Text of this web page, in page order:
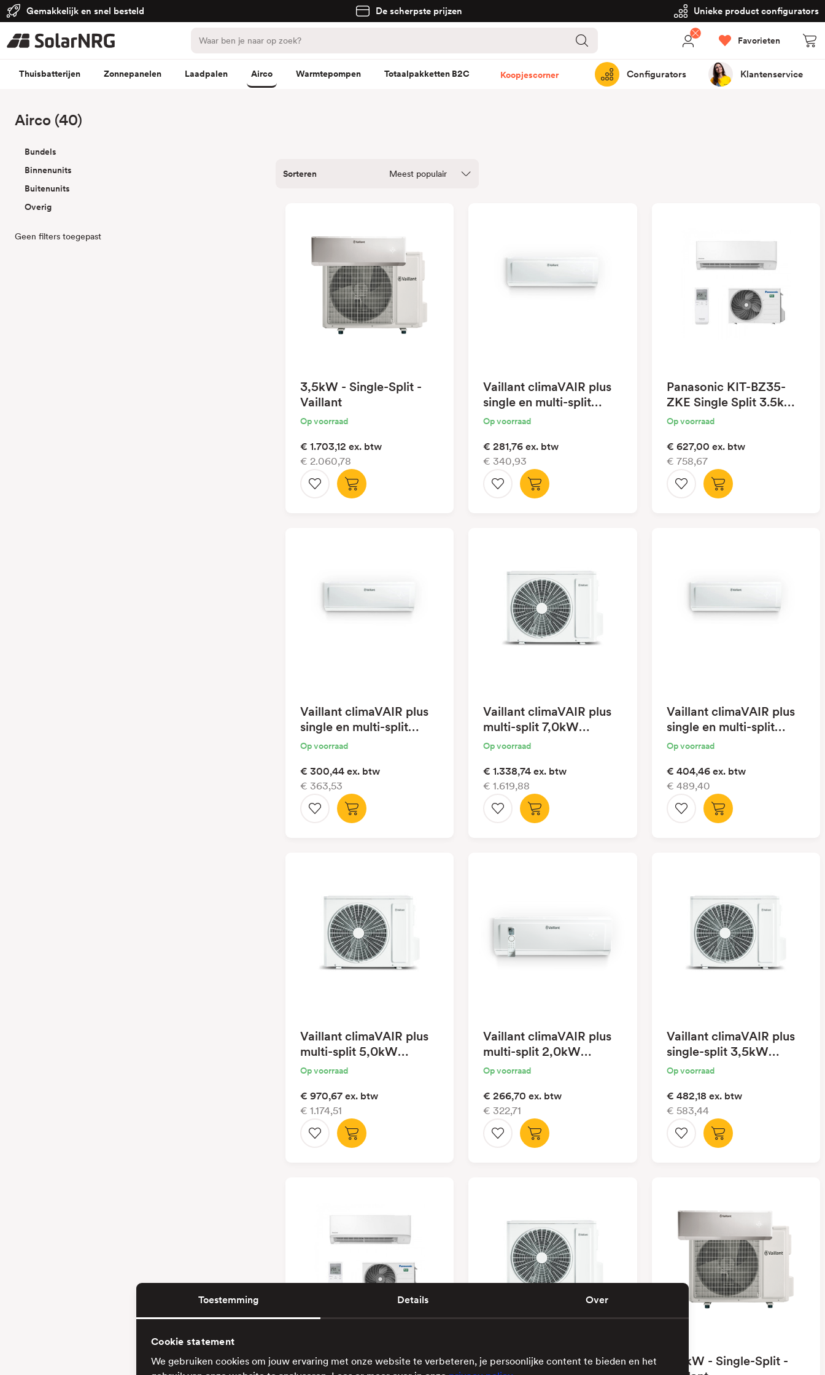
Toestemming Details Over
Cookie statement
We gebruiken cookies om jouw ervaring met onze website te verbeteren, je persoonlijke content te bieden en het
Gemakkelijk en snel besteld De scherpste prijzen Unieke product configurators
Favorieten
Thuisbatterijen Zonnepanelen Laadpalen Airco Warmtepompen Totaalpakketten B2C Koopjescorner Configurators Klantenservice
Airco (40)
Bundels
Binnenunits
Buitenunits
Overig
Geen filters toegepast
Sorteren
3,5kW - Single-Split -
Vaillant
Op voorraad
€ 1.703,12 ex. btw
€ 2.060,78
Vaillant climaVAIR plus
single en multi-split
2,5kW binnenunit
Op voorraad
€ 281,76 ex. btw
€ 340,93
Panasonic KIT-BZ35-
ZKE Single Split 3.5kW
set
Op voorraad
€ 627,00 ex. btw
€ 758,67
Vaillant climaVAIR plus
single en multi-split
3,5kW binnenunit
Op voorraad
€ 300,44 ex. btw
€ 363,53
Vaillant climaVAIR plus
multi-split 7,0kW
buitenunit
Op voorraad
€ 1.338,74 ex. btw
€ 1.619,88
Vaillant climaVAIR plus
single en multi-split
5,0kW binnenunit
Op voorraad
€ 404,46 ex. btw
€ 489,40
Vaillant climaVAIR plus
multi-split 5,0kW
buitenunit
Op voorraad
€ 970,67 ex. btw
€ 1.174,51
Vaillant climaVAIR plus
multi-split 2,0kW
binnenunit
Op voorraad
€ 266,70 ex. btw
€ 322,71
Vaillant climaVAIR plus
single-split 3,5kW
buitenunit
Op voorraad
€ 482,18 ex. btw
€ 583,44
Panasonic KIT-BZ25-
Vaillant climaVAIR plus
2,5kW - Single-Split -